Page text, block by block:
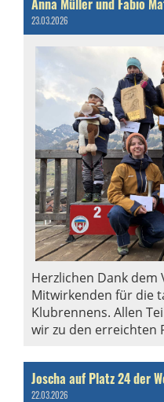
Anna Müller und Fabio
23.03.2026
Herzlichen Dank
Mitwirkenden für die
Klubrennens. Allen
wir zu den erreichten
Joscha auf Platz 24 der
22.03.2026